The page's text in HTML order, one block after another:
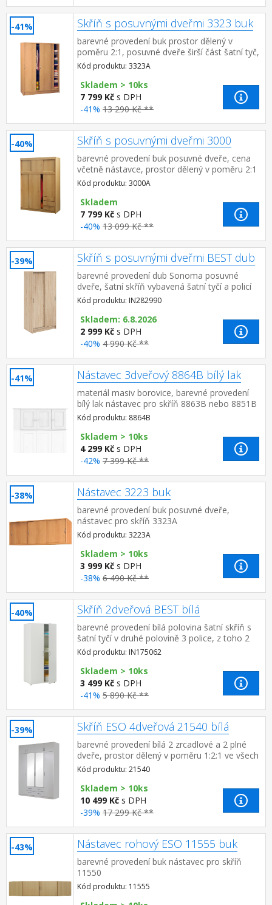
-41% Skříň s posuvnými dveřmi 3323 buk
barevné provedení buk prostor dělený v
poměru 2:1, posuvné dveře širší část šatní tyč,
užší část 3 variabilní police doporučený
nástave...
Kód produktu: 3323A
Skladem > 10ks
7 799 Kč s DPH
-41% 13 290 Kč **
-40% Skříň s posuvnými dveřmi 3000
barevné provedení buk posuvné dveře, cena
včetně nástavce, prostor dělený v poměru 2:1
širší část šatní tyč, užší část 2 variabilní police,
3 zás...
Kód produktu: 3000A
Skladem
7 799 Kč s DPH
-40% 13 099 Kč **
-39% Skříň s posuvnými dveřmi BEST dub
barevné provedení dub Sonoma posuvné
dveře, šatní skříň vybavená šatní tyčí a policí
Kód produktu: IN282990
Skladem: 6.8.2026
2 999 Kč s DPH
-40% 4 990 Kč **
-41% Nástavec 3dveřový 8864B bílý lak
materiál masiv borovice, barevné provedení
bílý lak nástavec pro skříň 8863B nebo 8851B
Kód produktu: 8864B
Skladem > 10ks
4 299 Kč s DPH
-42% 7 399 Kč **
-38% Nástavec 3223 buk
barevné provedení buk posuvné dveře,
nástavec pro skříň 3323A
Kód produktu: 3223A
Skladem > 10ks
3 999 Kč s DPH
-38% 6 490 Kč **
-40% Skříň 2dveřová BEST bílá
barevné provedení bílá polovina šatní skříň s
šatní tyčí v druhé polovině 3 police, z toho 2
variabilní rozměr police (š/h) 38 × 40 cm ke
skříni je mo...
Kód produktu: IN175062
Skladem > 10ks
3 499 Kč s DPH
-41% 5 890 Kč **
-39% Skříň ESO 4dveřová 21540 bílá
barevné provedení bílá 2 zrcadlové a 2 plné
dveře, prostor dělený v poměru 1:2:1 ve všech
třech částech šatní tyč a police, ve střední
časti...
Kód produktu: 21540
Skladem > 10ks
10 499 Kč s DPH
-39% 17 299 Kč **
-43% Nástavec rohový ESO 11555 buk
barevné provedení buk nástavec pro skříň
11550
Kód produktu: 11555